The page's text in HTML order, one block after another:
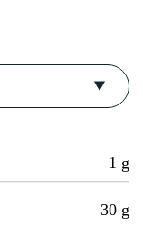
1 g
30 g